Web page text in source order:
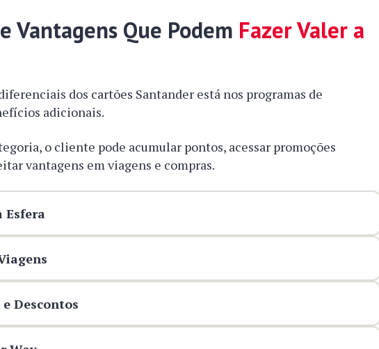
Vantagens Que Podem Fazer Valer a
dos cartões Santander está nos programas de
adicionais.
o cliente pode acumular pontos, acessar promoções
vantagens em viagens e compras.
Esfera
Descontos